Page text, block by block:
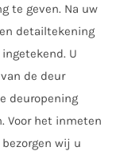
te geven. Na uw
detailtekening
U
de deur
deuropening
Voor het inmeten
wij u